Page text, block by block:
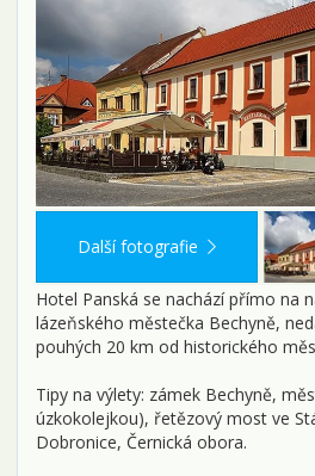
Další fotografie
Hotel Panská se nachází přímo na
lázeňského městečka Bechyně,
pouhých 20 km od historického
Tipy na výlety: zámek Bechyně,
úzkokolejkou), řetězový most ve
Dobronice, Černická obora.